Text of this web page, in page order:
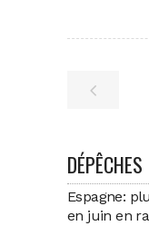
DÉPÊCHES
Espagne:
en juin en